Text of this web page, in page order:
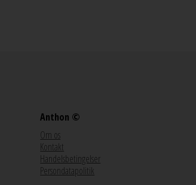
Anthon ©
Om os
Kontakt
Handelsbetingelser
Persondatapolitik